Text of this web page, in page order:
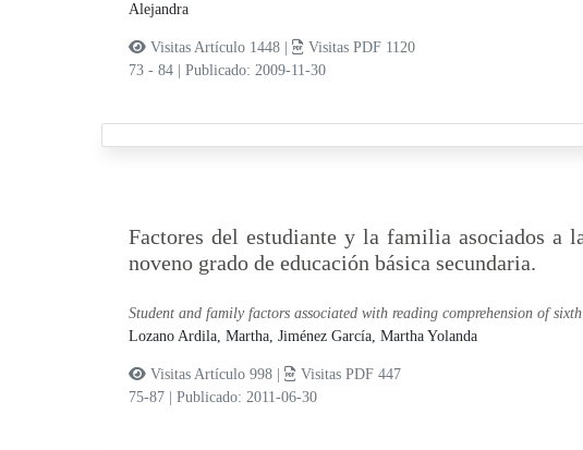
Alejandra
Visitas Artículo 1448 |
Visitas PDF 1120
73 - 84
Publicado: 2009-11-30
Factores del estudiante y la familia asociados a
noveno grado de educación básica secundaria.
Student and family factors associated with reading comprehension of
Lozano Ardila, Martha, Jiménez García, Martha Yolanda
Visitas Artículo 998 |
Visitas PDF 447
75-87
Publicado: 2011-06-30